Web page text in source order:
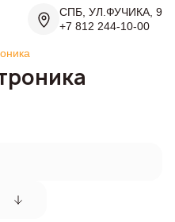
СПБ, УЛ.ФУЧИКА, 9
+7 812 244-10-00